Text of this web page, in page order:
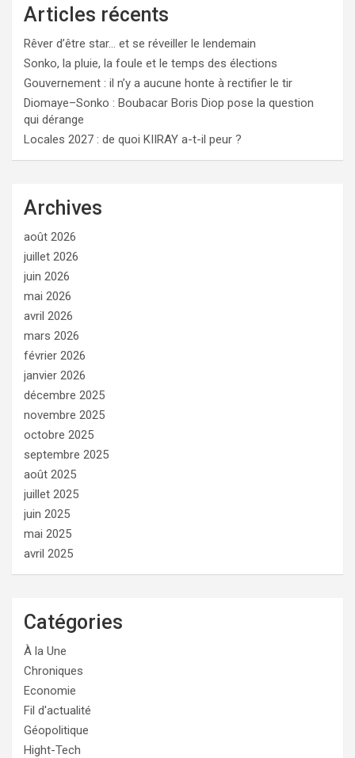
Articles récents
Rêver d’être star… et se réveiller le lendemain
Sonko, la pluie, la foule et le temps des élections
Gouvernement : il n’y a aucune honte à rectifier le tir
Diomaye–Sonko : Boubacar Boris Diop pose la question
qui dérange
Locales 2027 : de quoi KIIRAY a-t-il peur ?
Archives
août 2026
juillet 2026
juin 2026
mai 2026
avril 2026
mars 2026
février 2026
janvier 2026
décembre 2025
novembre 2025
octobre 2025
septembre 2025
août 2025
juillet 2025
juin 2025
mai 2025
avril 2025
Catégories
À la Une
Chroniques
Economie
Fil d'actualité
Géopolitique
Hight-Tech